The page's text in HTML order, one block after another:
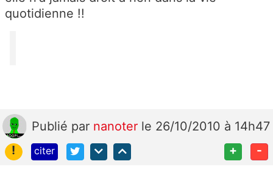
quotidienne !!
Publié par nanoter le 26/10/2010 à 14h47
!
citer + -